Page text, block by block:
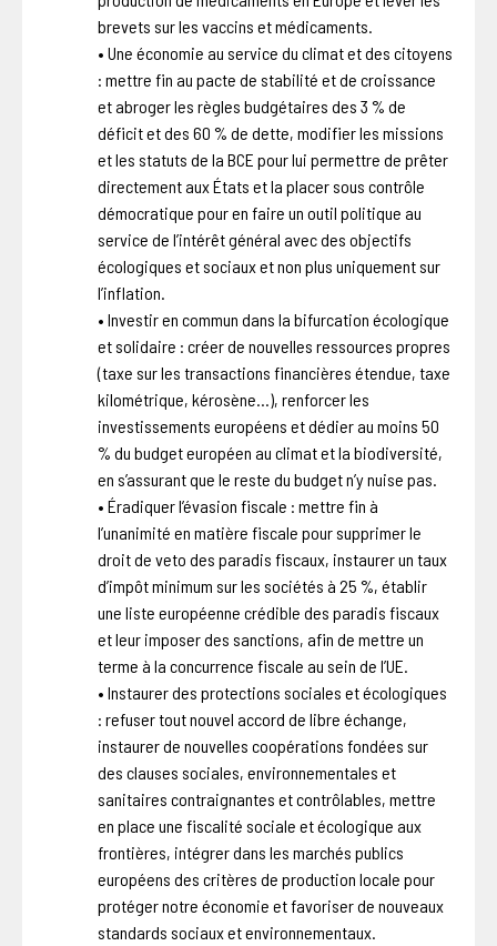
brevets sur les vaccins et médicaments.
• Une économie au service du climat et des citoyens
: mettre fin au pacte de stabilité et de croissance
et abroger les règles budgétaires des 3 % de
déficit et des 60 % de dette, modifier les missions
et les statuts de la BCE pour lui permettre de prêter
directement aux États et la placer sous contrôle
démocratique pour en faire un outil politique au
service de l’intérêt général avec des objectifs
écologiques et sociaux et non plus uniquement sur
l’inflation.
• Investir en commun dans la bifurcation écologique
et solidaire : créer de nouvelles ressources propres
(taxe sur les transactions financières étendue, taxe
kilométrique, kérosène…), renforcer les
investissements européens et dédier au moins 50
% du budget européen au climat et la biodiversité,
en s’assurant que le reste du budget n’y nuise pas.
• Éradiquer l’évasion fiscale : mettre fin à
l’unanimité en matière fiscale pour supprimer le
droit de veto des paradis fiscaux, instaurer un taux
d’impôt minimum sur les sociétés à 25 %, établir
une liste européenne crédible des paradis fiscaux
et leur imposer des sanctions, afin de mettre un
terme à la concurrence fiscale au sein de l’UE.
• Instaurer des protections sociales et écologiques
: refuser tout nouvel accord de libre échange,
instaurer de nouvelles coopérations fondées sur
des clauses sociales, environnementales et
sanitaires contraignantes et contrôlables, mettre
en place une fiscalité sociale et écologique aux
frontières, intégrer dans les marchés publics
européens des critères de production locale pour
protéger notre économie et favoriser de nouveaux
standards sociaux et environnementaux.